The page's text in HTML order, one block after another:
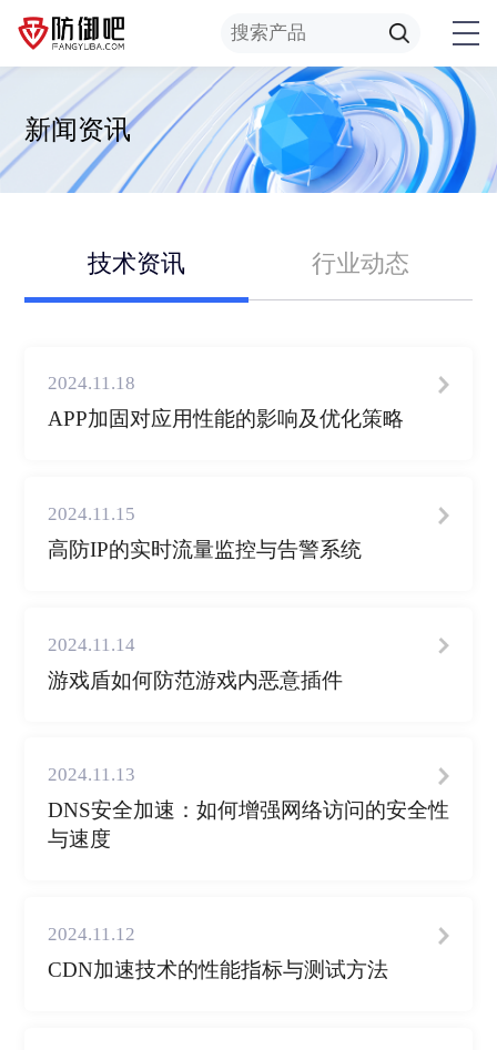
新闻资讯
技术资讯 行业动态
2024.11.18
APP加固对应用性能的影响及优化策略
2024.11.15
高防IP的实时流量监控与告警系统
2024.11.14
游戏盾如何防范游戏内恶意插件
2024.11.13
DNS安全加速：如何增强网络访问的安全性
与速度
2024.11.12
CDN加速技术的性能指标与测试方法